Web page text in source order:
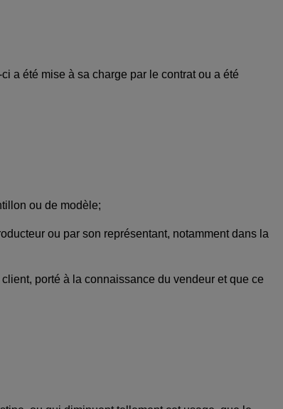
a été mise à sa charge par le contrat ou a été
ou de modèle;
ou par son représentant, notamment dans la
porté à la connaissance du vendeur et que ce